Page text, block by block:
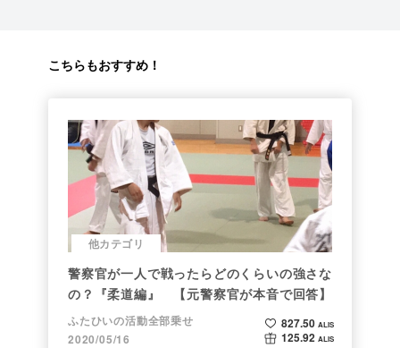
こちらもおすすめ！
他カテゴリ
警察官が一人で戦ったらどのくらいの強さな
の？『柔道編』 【元警察官が本音で回答】
ふたひいの活動全部乗せ
2020/05/16
827.50 ALIS
125.92 ALIS